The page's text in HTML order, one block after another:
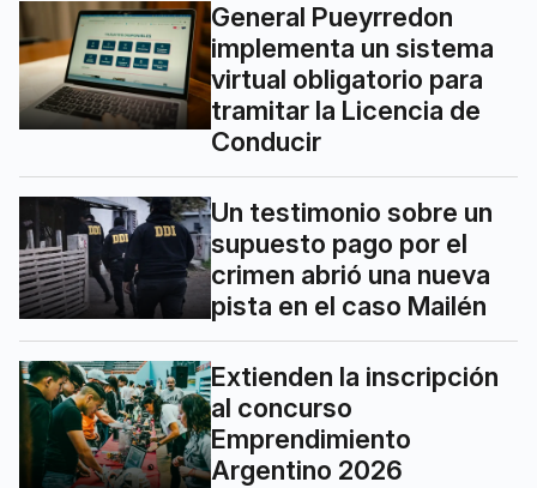
General Pueyrredon
implementa un sistema
virtual obligatorio para
tramitar la Licencia de
Conducir
Un testimonio sobre un
supuesto pago por el
crimen abrió una nueva
pista en el caso Mailén
Extienden la inscripción
al concurso
Emprendimiento
Argentino 2026